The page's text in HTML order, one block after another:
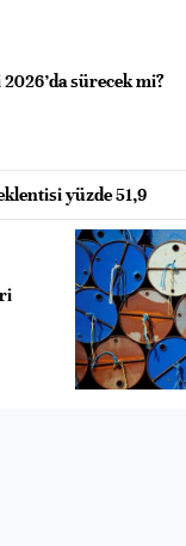
sürecek mi?
yüzde 51,9